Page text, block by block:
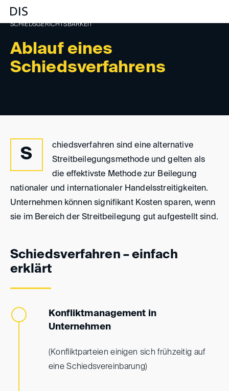
Ablauf eines
Schiedsverfahrens
SCHIEDSGERICHTSBARKEIT
S
chiedsverfahren sind eine alternative
Streitbeilegungsmethode und gelten als
die effektivste Methode zur Beilegung
nationaler und internationaler Handelsstreitigkeiten.
Unternehmen können signifikant Kosten sparen, wenn
sie im Bereich der Streitbeilegung gut aufgestellt sind.
Schiedsverfahren – einfach
erklärt
Konfliktmanagement in
Unternehmen
(Konfliktparteien einigen sich frühzeitig auf
eine Schiedsvereinbarung)